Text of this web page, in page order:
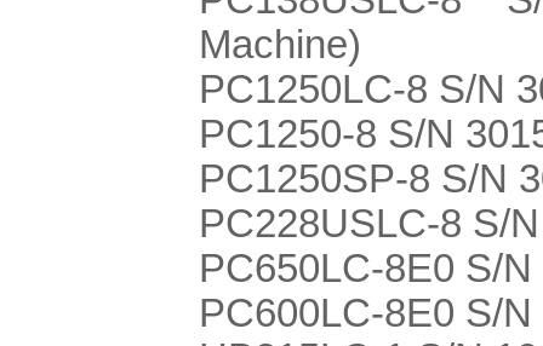
Machine)
PC1250LC-8 S/N
PC1250-8 S/N
PC1250SP-8 S/N
PC228USLC-8 S/
PC650LC-8E0 S/
PC600LC-8E0 S/